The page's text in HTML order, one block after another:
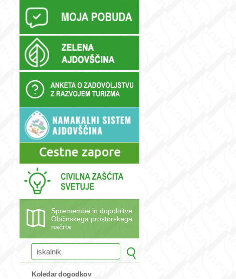
Spremembe in dopolnitve
Občinskega prostorskega
načrta
Koledar dogodkov